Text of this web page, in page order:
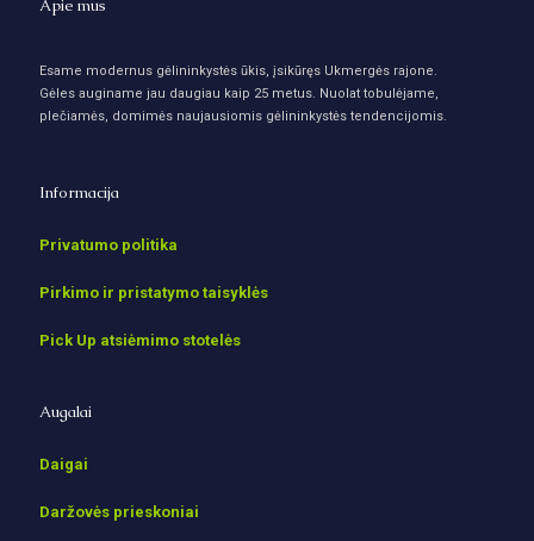
Apie mus
Esame modernus gėlininkystės ūkis, įsikūręs Ukmergės rajone.
Gėles auginame jau daugiau kaip 25 metus. Nuolat tobulėjame,
plečiamės, domimės naujausiomis gėlininkystės tendencijomis.
Informacija
Privatumo politika
Pirkimo ir pristatymo taisyklės
Pick Up atsiėmimo stotelės
Augalai
Daigai
Daržovės prieskoniai